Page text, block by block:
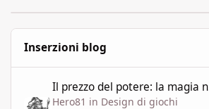
Inserzioni blog
Il prezzo del potere: la magia
Hero81 in Design di giochi